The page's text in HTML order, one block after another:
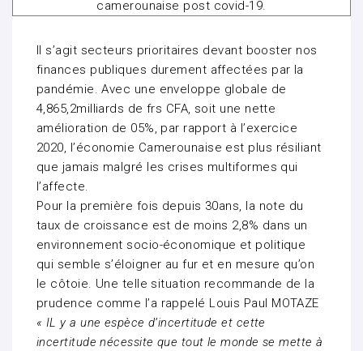
Il s’agit secteurs prioritaires devant booster nos
finances publiques durement affectées par la
pandémie. Avec une enveloppe globale de
4,865,2milliards de frs CFA, soit une nette
amélioration de 05%, par rapport à l’exercice
2020, l’économie Camerounaise est plus résiliant
que jamais malgré les crises multiformes qui
l’affecte.
Pour la première fois depuis 30ans, la note du
taux de croissance est de moins 2,8% dans un
environnement socio-économique et politique
qui semble s’éloigner au fur et en mesure qu’on
le côtoie. Une telle situation recommande de la
prudence comme l’a rappelé Louis Paul MOTAZE
« IL y a une espèce d’incertitude et cette
incertitude nécessite que tout le monde se mette à